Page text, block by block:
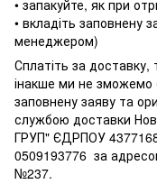
• запакуйте, як при
• вкладіть заповнену
менеджером)
Сплатіть за доставку,
інакше ми не зможемо
заповнену заяву та
службою доставки
ГРУП" ЄДРПОУ
0509193776 за
№237.